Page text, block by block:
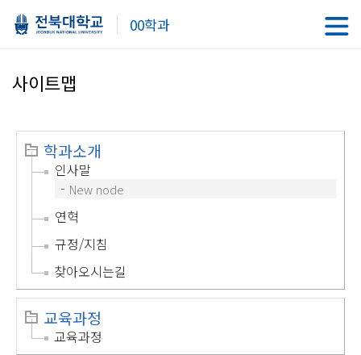
00학과
사이트맵
학과소개
인사말
New node
연혁
규정/지침
찾아오시는길
교육과정
교육과정